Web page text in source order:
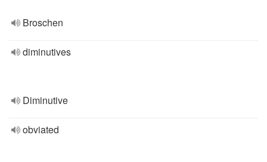
Broschen
diminutives
Diminutive
obviated